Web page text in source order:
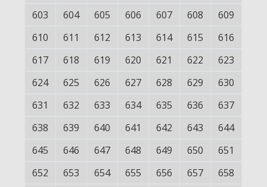
603
604 605 606 607 608
609
610
611 612 613 614 615
616
617
618 619 620 621 622
623
624
625 626 627 628 629
630
631
632 633 634 635 636
637
638
639 640 641 642 643
644
645
646 647 648 649 650
651
652
653 654 655 656 657
658